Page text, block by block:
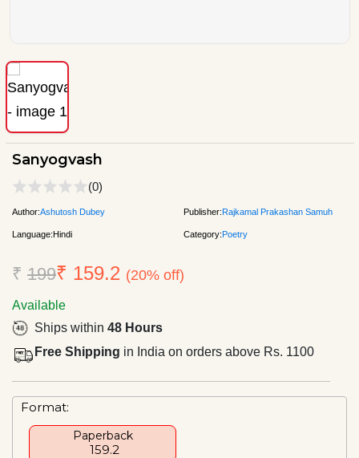
Sanyogvash
(0)
Author:Ashutosh Dubey Publisher:Rajkamal Prakashan Samuh
Language:Hindi Category:Poetry
₹ 199₹ 159.2 (20% off)
Available
Ships within 48 Hours
Free Shipping in India on orders above Rs. 1100
Format:
Paperback
₹ 159.2